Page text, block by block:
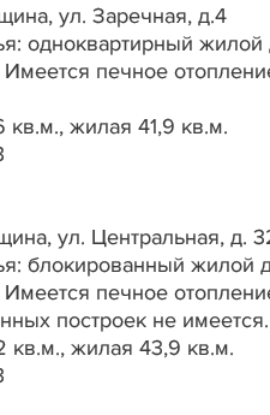
ул. Заречная, д.4
одноквартирный
печное
жилая 41,9 кв.м.
ул. Центральная, д.
блокированный
печное
построек не имеется.
жилая 43,9 кв.м.